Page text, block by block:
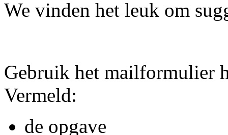
We vinden het leuk om
Gebruik het mailformulier
Vermeld:
de opgave